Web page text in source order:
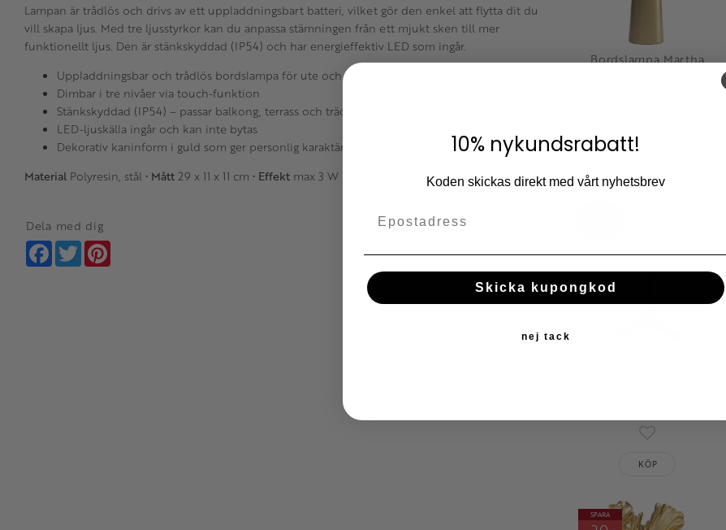
Bordslampa Martha
Lägg till i
KÖP
SPARA
Lampan är trådlös och drivs av ett uppladdningsbart batteri, vilket gör den enkel att flytta dit du
vill skapa ljus. Med tre ljusstyrkor kan du anpassa stämningen från ett mjukt sken till mer
funktionellt ljus. Den är stänkskyddad (IP54) och har energieffektiv LED som ingår.
Uppladdningsbar och trådlös bordslampa för ute och inne
Dimbar i tre nivåer via touch-funktion
Stänkskyddad (IP54) – passar balkong, terrass och trädgård
LED-ljuskälla ingår och kan inte bytas
Dekorativ kaninform i guld som ger personlig karaktär
Material Polyresin, stål • Mått29 x 11 x 11 cm • Effekt max 3 W LED • 0,74 kg
Dela med dig
Facebook
Twitter
10% nykundsrabatt!
Koden skickas direkt med vårt nyhetsbrev
Skicka kupongkod
nej tack